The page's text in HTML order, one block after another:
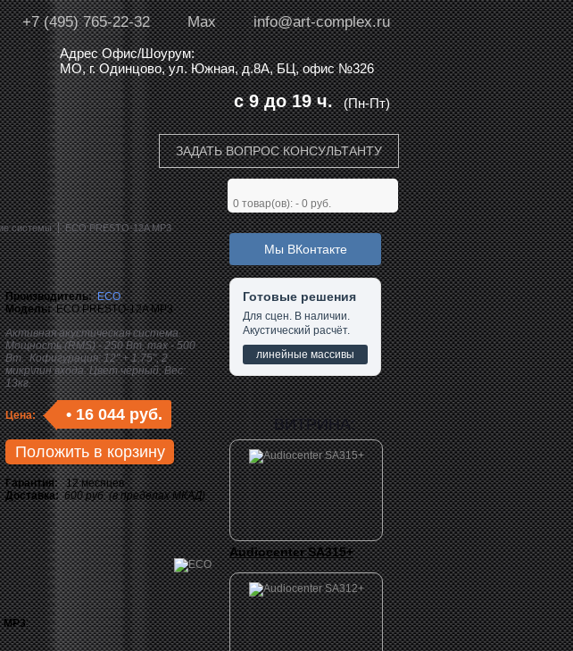
info@art-complex.ru
Max
+7 (495) 765-22-32
Адрес Офис/Шоурум:
МО, г. Одинцово, ул. Южная, д.8А, БЦ, офис №326
(Пн-Пт)
с 9 до 19 ч.
ЗАДАТЬ ВОПРОС КОНСУЛЬТАНТУ
0 товар(ов): - 0 руб.
системы
ECO PRESTO-12A MP3
Производитель: ECO
Модель:ECO PRESTO-12A MP3
Активная акустическая система.
Мощность (RMS) - 250 Вт, max - 500
Вт. Кофигурация: 12" + 1.75", 2
микр\лин входа. Цвет чёрный, Вес:
13кг.
Цена: • 16 044 руб.
Положить в корзину
Гарантия:12 месяцев
Доставка: 600 руб. (в пределах МКАД)
MP3:
Мы ВКонтакте
Готовые решения
Для сцен. В наличии.
Акустический расчёт.
линейные массивы
ВИТРИНА:
Audiocenter SA315+